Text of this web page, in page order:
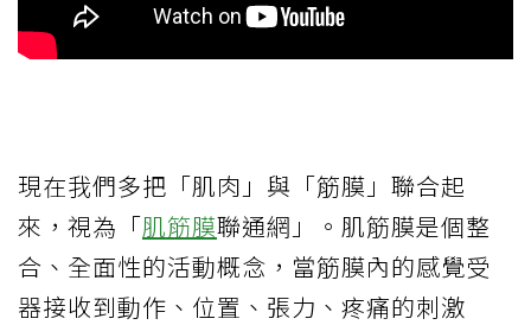
現在我們多把「肌肉」與「筋膜」聯合起
來，視為「肌筋膜聯通網」。肌筋膜是個整
合、全面性的活動概念，當筋膜內的感覺受
器接收到動作、位置、張力、疼痛的刺激